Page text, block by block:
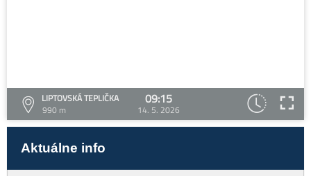
LIPTOVSKÁ TEPLIČKA
990 m
09:15
14. 5. 2026
Aktuálne info